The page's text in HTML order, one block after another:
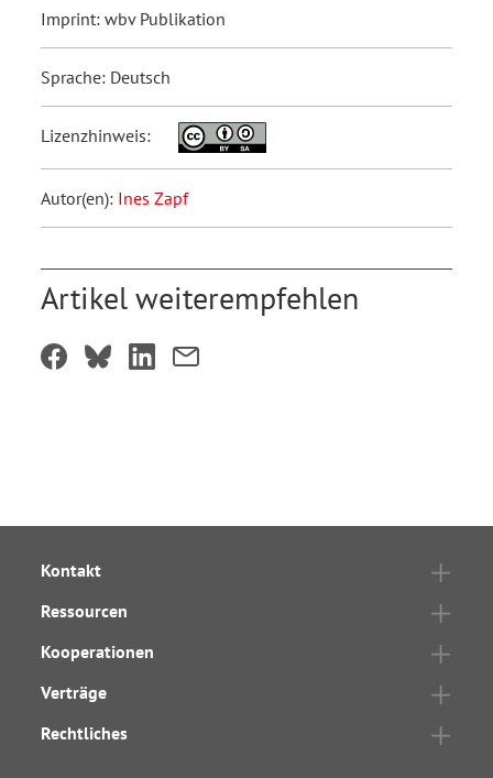
Imprint: wbv Publikation
Sprache: Deutsch
Lizenzhinweis:
Autor(en): Ines Zapf
Artikel weiterempfehlen
Kontakt
Ressourcen
Kooperationen
Verträge
Rechtliches